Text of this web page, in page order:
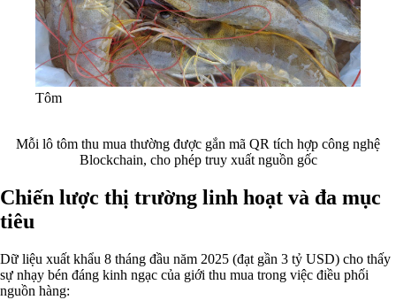
Tôm
Mỗi lô tôm thu mua thường được gắn mã QR tích hợp công nghệ
Blockchain, cho phép truy xuất nguồn gốc
Chiến lược thị trường linh hoạt và đa mục
tiêu
Dữ liệu xuất khẩu 8 tháng đầu năm 2025 (đạt gần 3 tỷ USD) cho thấy
sự nhạy bén đáng kinh ngạc của giới thu mua trong việc điều phối
nguồn hàng: